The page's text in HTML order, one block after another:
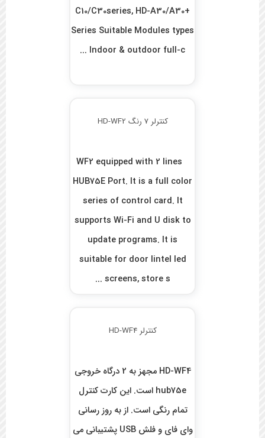
C10/C30series, HD-A30/A30+
Series Suitable Modules types
Indoor & outdoor full-c ...
کنترلر 7 رنگ HD-WF2
WF2 equipped with 2 lines
HUB75E Port. It is a full color
series of control card. It
supports Wi-Fi and U disk to
update programs. It is
suitable for door lintel led
screens, store s ...
کنترلر HD-WF4
HD-WF4 مجهز به 2 درگاه خروجی
hub75e است. این کارت کنترل
تمام رنگی است. از به روز رسانی
وای فای و فلش USB پشتیبانی می